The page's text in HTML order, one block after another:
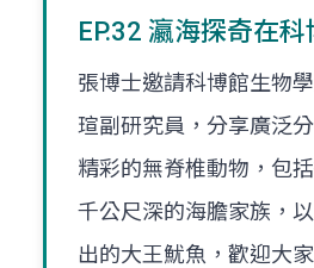
EP.32 瀛海探奇在科
張博士邀請科博館生物
瑄副研究員，分享廣泛
精彩的無脊椎動物，包
千公尺深的海膽家族，
出的大王魷魚，歡迎大